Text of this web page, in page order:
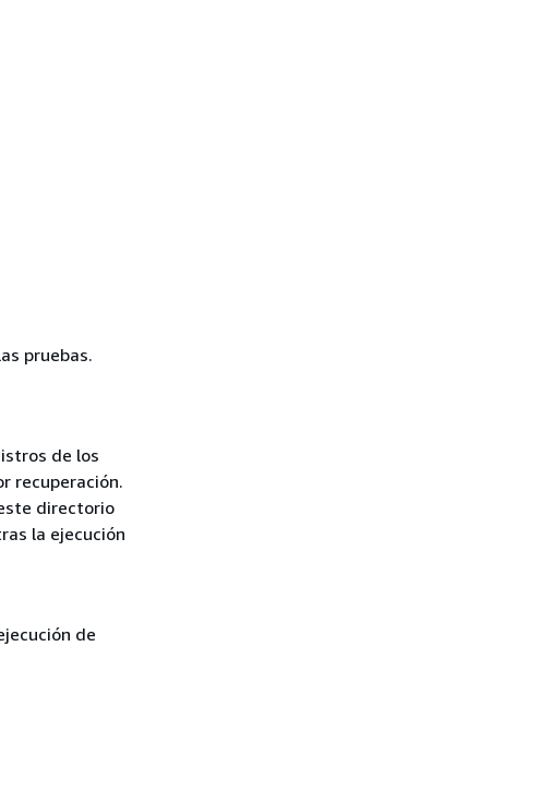
pruebas.
de los
recuperación.
directorio
la ejecución
de